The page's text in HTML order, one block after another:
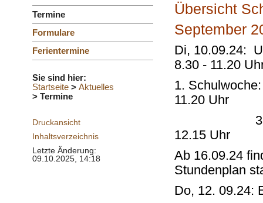
Termine
Formulare
Ferientermine
Sie sind hier:
Startseite > Aktuelles
> Termine
Druckansicht
Inhaltsverzeichnis
Letzte Änderung:
09.10.2025, 14:18
Übersicht
September
Di, 10.09.24:
8.30 - 11.20
1.
11.20 Uhr
3./4.
12.15 Uhr
Ab 16.09.24
Stundenplan
Do, 12. 09.24: